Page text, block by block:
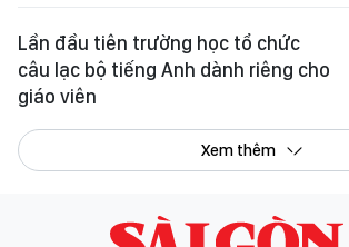
Lần đầu tiên trường học tổ chức
câu lạc bộ tiếng Anh dành riêng cho
giáo viên
Xem thêm